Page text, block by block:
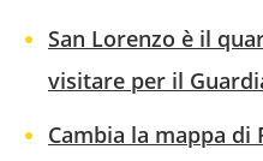
San Lorenzo è il
visitare per il
Cambia la mappa di